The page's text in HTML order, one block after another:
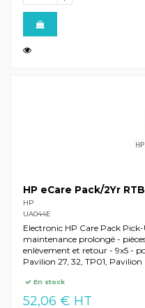
HP eCare Pack/2Yr
HP
UA044E
Electronic HP Care Pack
maintenance prolongé -
enlèvement et retour - 9x5 -
Pavilion 27, 32, TP01,
En stock
52,06 € HT